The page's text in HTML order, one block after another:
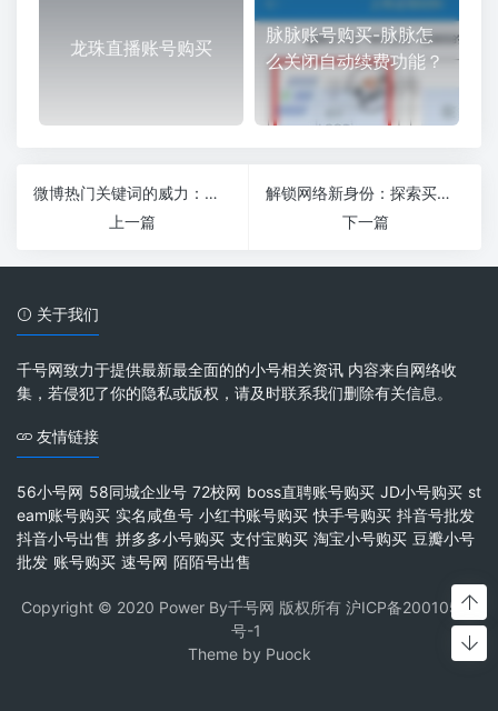
龙珠直播账号购买
脉脉账号购买-脉脉怎
么关闭自动续费功能？
微博热门关键词的威力：我用它让账号价值翻倍
上一篇
解锁网络新身份：探索买小号网的独特魅力
下一篇
关于我们
千号网致力于提供最新最全面的的小号相关资讯 内容来自网络收
集，若侵犯了你的隐私或版权，请及时联系我们删除有关信息。
友情链接
56小号网 58同城企业号 72校网 boss直聘账号购买 JD小号购买 st
eam账号购买 实名咸鱼号 小红书账号购买 快手号购买 抖音号批发
抖音小号出售 拼多多小号购买 支付宝购买 淘宝小号购买 豆瓣小号
批发 账号购买 速号网 陌陌号出售
Copyright © 2020 Power By千号网 版权所有 沪ICP备20010537
号-1
Theme by Puock